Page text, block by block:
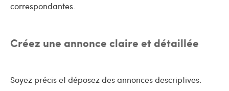
correspondantes.
Créez une annonce claire et détaillée
Soyez précis et déposez des annonces descriptives.